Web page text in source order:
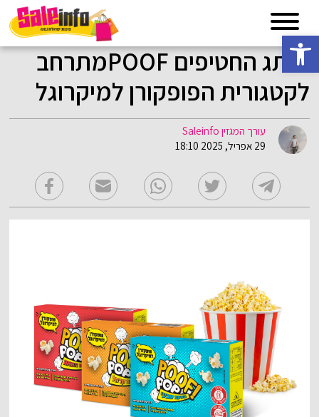
פתח סרגל נגישות
מותג החטיפים POOFמתרחב
לקטגורית הפופקורן למיקרוגל
עורך המגזין Saleinfo
29 אפריל, 2025 18:10